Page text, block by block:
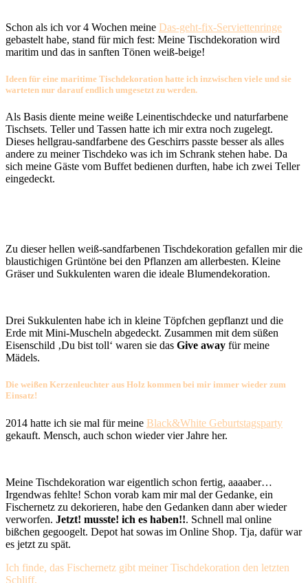
Schon als ich vor 4 Wochen meine Das-geht-fix-Serviettenringe
gebastelt habe, stand für mich fest: Meine Tischdekoration wird
maritim und das in sanften Tönen weiß-beige!
Ideen für eine maritime Tischdekoration hatte ich inzwischen viele und sie
warteten nur darauf endlich umgesetzt zu werden.
Als Basis diente meine weiße Leinentischdecke und naturfarbene
Tischsets. Teller und Tassen hatte ich mir extra noch zugelegt.
Dieses hellgrau-sandfarbene des Geschirrs passte besser als alles
andere zu meiner Tischdeko was ich im Schrank stehen habe. Da
sich meine Gäste vom Buffet bedienen durften, habe ich zwei Teller
eingedeckt.
Zu dieser hellen weiß-sandfarbenen Tischdekoration gefallen mir die
blaustichigen Grüntöne bei den Pflanzen am allerbesten. Kleine
Gräser und Sukkulenten waren die ideale Blumendekoration.
Drei Sukkulenten habe ich in kleine Töpfchen gepflanzt und die
Erde mit Mini-Muscheln abgedeckt. Zusammen mit dem süßen
Eisenschild ‚Du bist toll‘ waren sie das Give away für meine
Mädels.
Die weißen Kerzenleuchter aus Holz kommen bei mir immer wieder zum
Einsatz!
2014 hatte ich sie mal für meine Black&White Geburtstagsparty
gekauft. Mensch, auch schon wieder vier Jahre her.
Meine Tischdekoration war eigentlich schon fertig, aaaaber…
Irgendwas fehlte! Schon vorab kam mir mal der Gedanke, ein
Fischernetz zu dekorieren, habe den Gedanken dann aber wieder
verworfen. Jetzt! musste! ich es haben!!. Schnell mal online
bißchen gegoogelt. Depot hat sowas im Online Shop. Tja, dafür war
es jetzt zu spät.
Ich finde, das Fischernetz gibt meiner Tischdekoration den letzten
Schliff.